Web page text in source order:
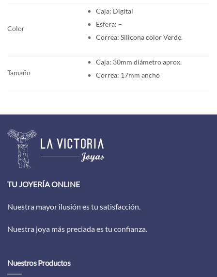
Color
Caja: Digital
Esfera: –
Correa: Silicona color Verde.
Tamaño
Caja: 30mm diámetro aprox.
Correa: 17mm ancho
TU JOYERÍA ONLINE
Nuestra mayor ilusión es tu satisfacción.
Nuestra joya más preciada es tu confianza.
Nuestros Productos